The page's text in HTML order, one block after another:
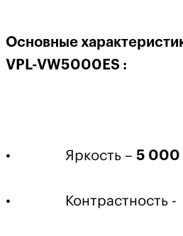
Основные
VPL-VW5000ES :
• Яркость – 5 000
• Контрастность -